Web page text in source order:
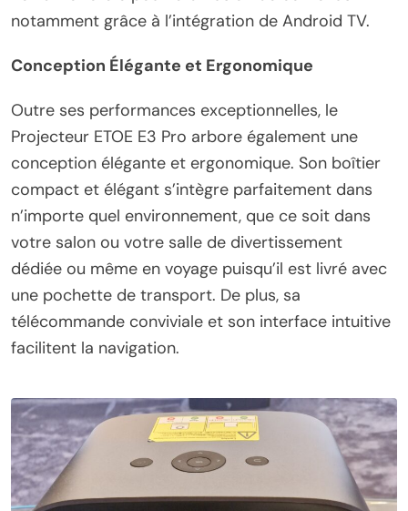
notamment grâce à l’intégration de Android TV.
Conception Élégante et Ergonomique
Outre ses performances exceptionnelles, le
Projecteur ETOE E3 Pro arbore également une
conception élégante et ergonomique. Son boîtier
compact et élégant s’intègre parfaitement dans
n’importe quel environnement, que ce soit dans
votre salon ou votre salle de divertissement
dédiée ou même en voyage puisqu’il est livré avec
une pochette de transport. De plus, sa
télécommande conviviale et son interface intuitive
facilitent la navigation.